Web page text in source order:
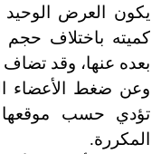
يكون العرض
كميته باختلاف حجم
بعده عنها، وقد
وعن ضغط الأعضاء
تؤدي حسب موقعها
المكررة.